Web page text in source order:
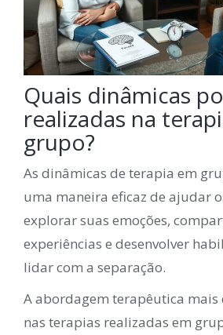
Quais dinâmicas
realizadas na
grupo?
As dinâmicas de terapia em
uma maneira eficaz de ajudar
explorar suas emoções,
experiências e desenvolver
lidar com a separação.
A abordagem terapêutica
nas terapias realizadas em